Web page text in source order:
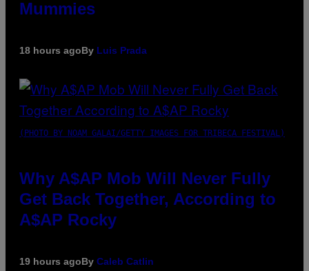
Mummies
18 hours agoBy Luis Prada
(PHOTO BY NOAM GALAI/GETTY IMAGES FOR TRIBECA FESTIVAL)
Why A$AP Mob Will Never Fully
Get Back Together, According to
A$AP Rocky
19 hours agoBy Caleb Catlin